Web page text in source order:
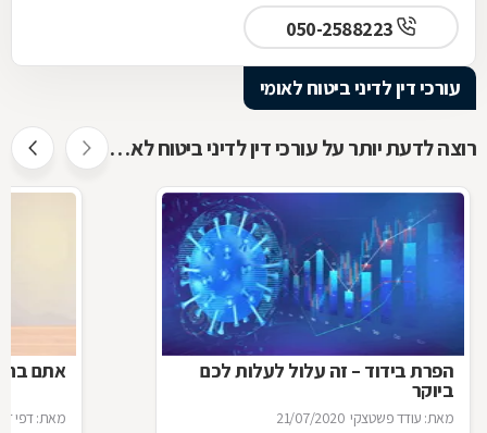
עורכי דין לדיני ביטוח לאומי
רוצה לדעת יותר על עורכי דין לדיני ביטוח לאומי ?
הפרת בידוד – זה עלול לעלות לכם
ביוקר
מאת: עודד פשטצקי 21/07/2020
אתם
מאת: דפי